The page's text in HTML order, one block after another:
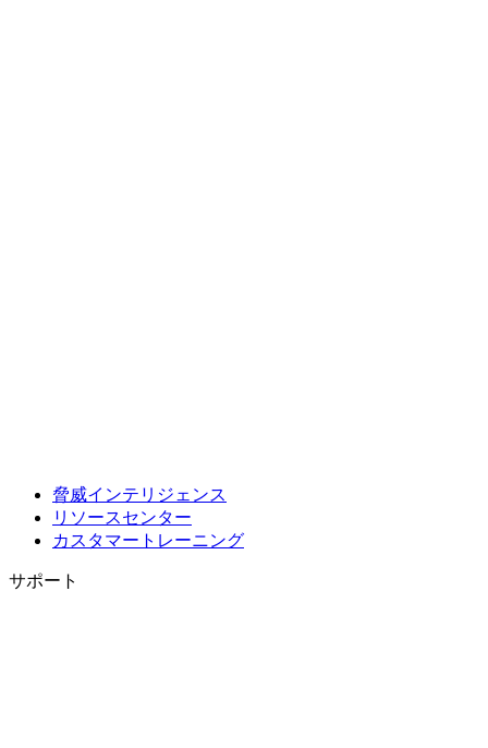
脅威インテリジェンス
リソースセンター
カスタマートレーニング
サポート